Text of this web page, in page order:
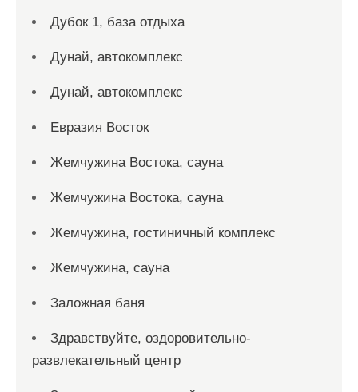
Дубок 1, база отдыха
Дунай, автокомплекс
Дунай, автокомплекс
Евразия Восток
Жемчужина Востока, сауна
Жемчужина Востока, сауна
Жемчужина, гостиничный комплекс
Жемчужина, сауна
Заложная баня
Здравствуйте, оздоровительно-
развлекательный центр